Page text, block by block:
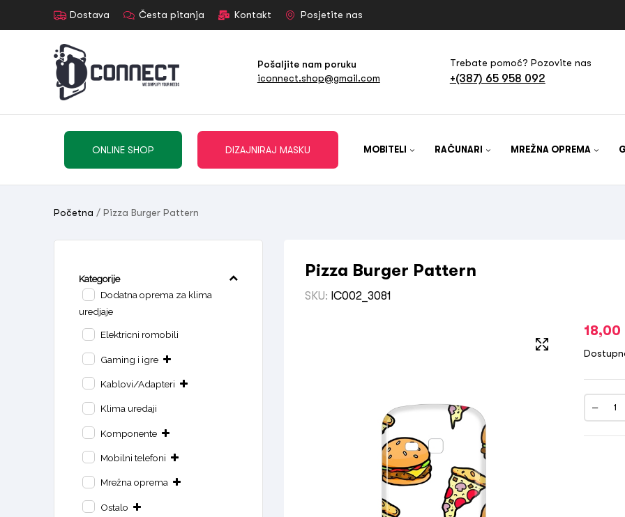
Dostava Česta pitanja Kontakt Posjetite nas
Pošaljite nam poruku
iconnect.shop@gmail.com
Trebate pomoć? Pozovite nas
+(387) 65 958 092
ONLINE SHOP DIZAJNIRAJ MASKU MOBITELI RAČUNARI MREŽNA OPREMA
Početna / Pizza Burger Pattern
Pizza Burger Pattern
SKU: IC002_3081
18,00
Kategorije
Dodatna oprema za klima
uredjaje
Elektricni romobili
Gaming i igre
Kablovi/Adapteri
Klima uredaji
Komponente
Mobilni telefoni
Mrežna oprema
Ostalo